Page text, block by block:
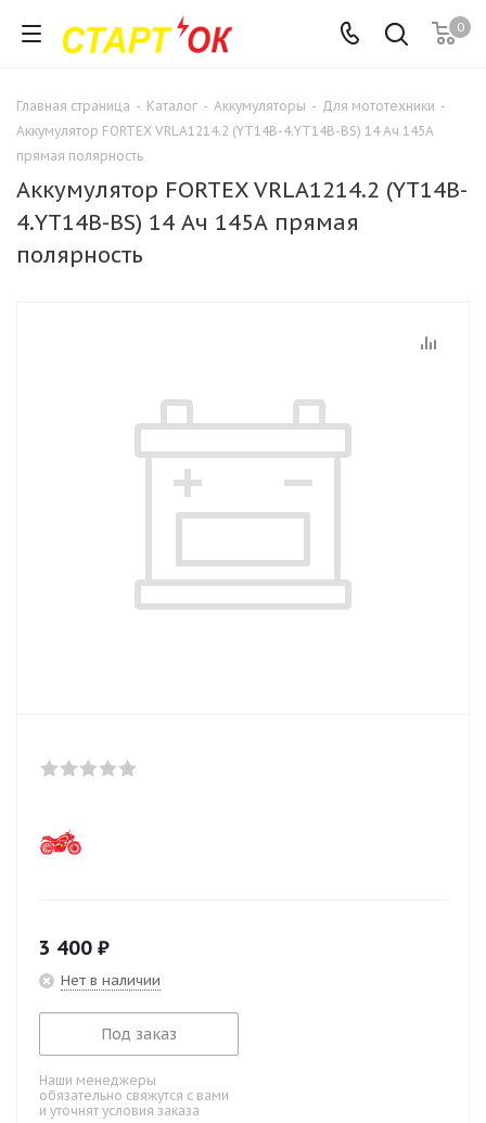
0
Главная страница - Каталог - Аккумуляторы - Для мототехники -
Аккумулятор FORTEX VRLA1214.2 (YT14B-4.YT14B-BS) 14 Ач 145А
прямая полярность
Аккумулятор FORTEX VRLA1214.2 (YT14B-
4.YT14B-BS) 14 Ач 145А прямая
полярность
3 400 ₽
Нет в наличии
Под заказ
Наши менеджеры
обязательно свяжутся с вами
и уточнят условия заказа